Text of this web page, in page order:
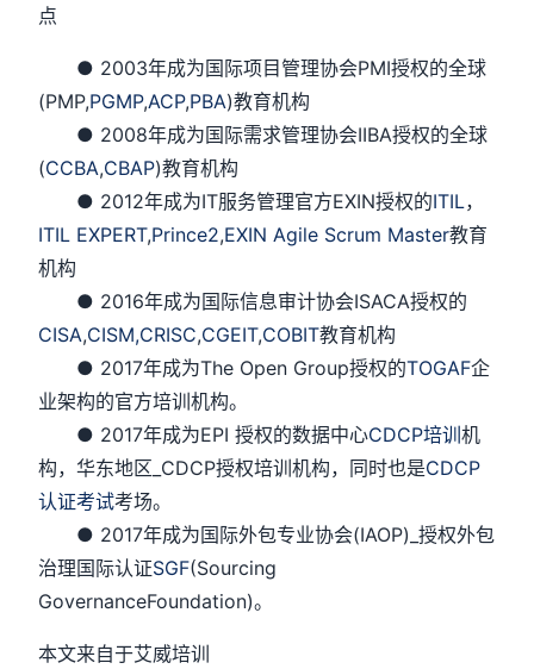
点
● 2003年成为国际项目管理协会PMI授权的全球
(PMP,PGMP,ACP,PBA)教育机构
● 2008年成为国际需求管理协会IIBA授权的全球
(CCBA,CBAP)教育机构
● 2012年成为IT服务管理官方EXIN授权的ITIL，
ITIL EXPERT,Prince2,EXIN Agile Scrum Master教育
机构
● 2016年成为国际信息审计协会ISACA授权的
CISA,CISM,CRISC,CGEIT,COBIT教育机构
● 2017年成为The Open Group授权的TOGAF企
业架构的官方培训机构。
● 2017年成为EPI 授权的数据中心CDCP培训机
构，华东地区_CDCP授权培训机构，同时也是CDCP
认证考试考场。
● 2017年成为国际外包专业协会(IAOP)_授权外包
治理国际认证SGF(Sourcing
GovernanceFoundation)。
本文来自于艾威培训